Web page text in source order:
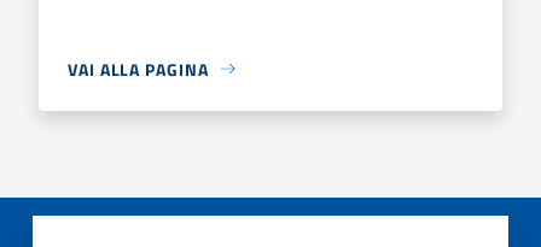
VAI ALLA PAGINA